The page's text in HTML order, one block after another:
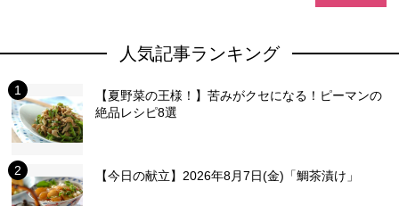
人気記事ランキング
【夏野菜の王様！】苦みがクセになる！ピーマンの
絶品レシピ8選
【今日の献立】2026年8月7日(金)「鯛茶漬け」